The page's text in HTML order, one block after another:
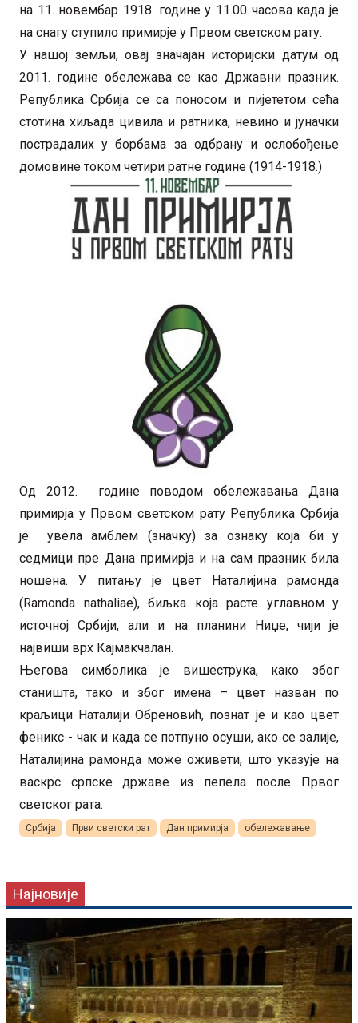
на 11. новембар 1918. године у 11.00 часова када је
на снагу ступило примирје у Првом светском рату.
У нашој земљи, овај значајан историјски датум од
2011. године обележава се као Државни празник.
Република Србија се са поносом и пијететом сећа
стотина хиљада цивила и ратника, невино и јуначки
пострадалих у борбама за одбрану и ослобођење
домовине током четири ратне године (1914-1918.)
Од 2012. године поводом обележавања Дана
примирја у Првом светском рату Република Србија
je увела амблем (значку) за ознаку која би у
седмици пре Дана примирја и на сам празник била
ношена. У питању је цвет Наталијина рамонда
(Ramonda nathaliae), биљка која расте углавном у
источној Србији, али и на планини Ниџе, чији је
највиши врх Кајмакчалан.
Његова симболика је вишеструка, како због
станишта, тако и због имена – цвет назван по
краљици Наталији Обреновић, познат је и као цвет
феникс - чак и када се потпуно осуши, ако се залије,
Наталијина рамонда може оживети, што указује на
васкрс српске државе из пепела после Првог
светског рата.
Србија Први светски рат Дан примирја обележавање
Најновије